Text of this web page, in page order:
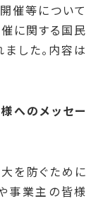
催等について
に関する国民
した。内容は
へのメッセー
を防ぐために
事業主の皆様